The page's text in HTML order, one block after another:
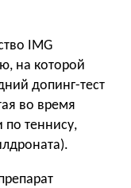
IMG
на которой
допинг-тест
во время
по теннису,